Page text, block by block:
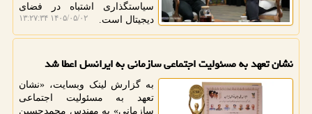
سیاستگذاری اشتباه در فضای
دیجیتال است.
۱۴۰۵/۰۵/۰۲ ۱۳:۲۷:۳۴
نشان تعهد به مسئولیت اجتماعی سازمانی به ایرانسل اعطا شد
به گزارش لینک وبسایت، «نشان
تعهد به مسئولیت اجتماعی
سازمانی» به مهندس محمدحسین